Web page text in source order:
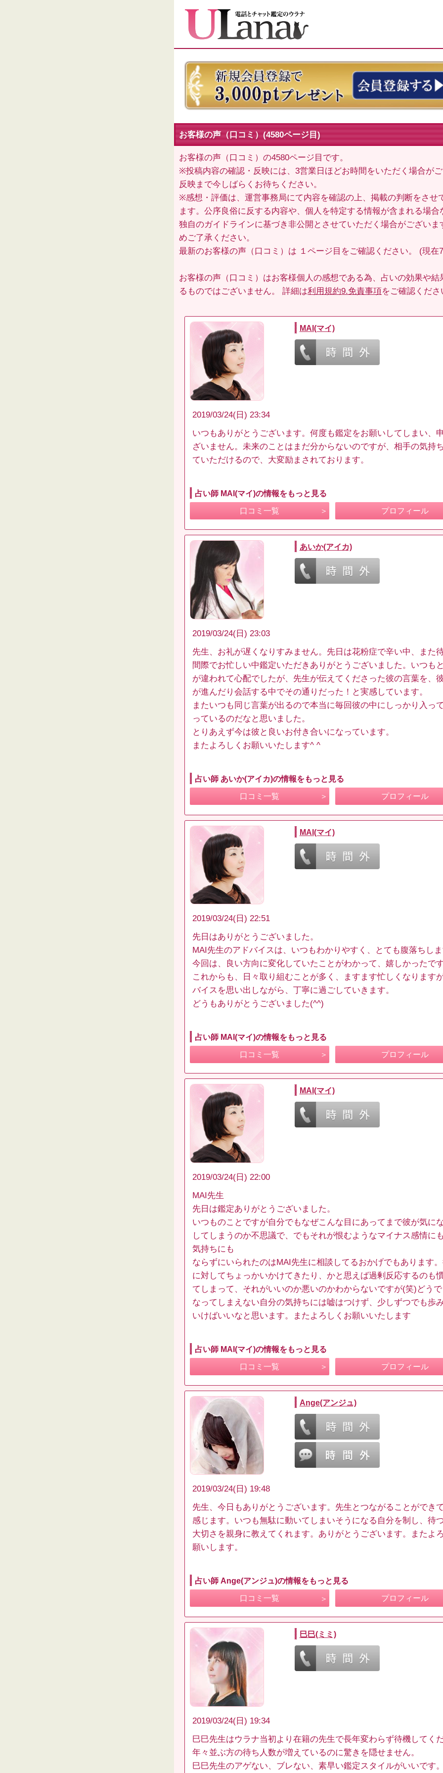
お客様の声（口コミ）(4580ページ目)
お客様の声（口コミ）の4580ページ目です。
※投稿内容の確認・反映には、3営業日ほどお時間をいただく場合がご
反映まで今しばらくお待ちください。
※感想・評価は、運営事務局にて内容を確認の上、掲載の判断をさせ
ます。公序良俗に反する内容や、個人を特定する情報が含まれる場合
独自のガイドラインに基づき非公開とさせていただく場合がございま
めご了承ください。
最新のお客様の声（口コミ）は １ページ目 をご確認ください。 (現在
お客様の声（口コミ）はお客様個人の感想である為、占いの効果や結
るものではございません。 詳細は利用規約9.免責事項をご確認くださ
MAI(マイ)
2019/03/24(日) 23:34
いつもありがとうございます。何度も鑑定をお願いしてしまい、
ざいません。未来のことはまだ分からないのですが、相手の気持
ていただけるので、大変励まされております。
占い師 MAI(マイ)の情報をもっと見る
口コミ一覧 プロフィール
あいか(アイカ)
2019/03/24(日) 23:03
先生、お礼が遅くなりすみません。先日は花粉症で辛い中、また
間際でお忙しい中鑑定いただきありがとうございました。いつも
が違われて心配でしたが、先生が伝えてくださった彼の言葉を、
が進んだり会話する中でその通りだった！と実感しています。
またいつも同じ言葉が出るので本当に毎回彼の中にしっかり入っ
っているのだなと思いました。
とりあえず今は彼と良いお付き合いになっています。
またよろしくお願いいたします^ ^
占い師 あいか(アイカ)の情報をもっと見る
口コミ一覧 プロフィール
MAI(マイ)
2019/03/24(日) 22:51
先日はありがとうございました。
MAI先生のアドバイスは、いつもわかりやすく、とても腹落ちしま
今回は、良い方向に変化していたことがわかって、嬉しかったです
これからも、日々取り組むことが多く、ますます忙しくなります
バイスを思い出しながら、丁寧に過ごしていきます。
どうもありがとうございました(^^)
占い師 MAI(マイ)の情報をもっと見る
口コミ一覧 プロフィール
MAI(マイ)
2019/03/24(日) 22:00
MAI先生
先日は鑑定ありがとうございました。
いつものことですが自分でもなぜこんな目にあってまで彼が気に
してしまうのか不思議で、でもそれが恨むようなマイナス感情に
気持ちにも
ならずにいられたのはMAI先生に相談してるおかげでもあります
に対してちょっかいかけてきたり、かと思えば過剰反応するのも
てしまって、それがいいのか悪いのかわからないですが(笑)どうで
なってしまえない自分の気持ちには嘘はつけず、少しずつでも歩
いけばいいなと思います。またよろしくお願いいたします
占い師 MAI(マイ)の情報をもっと見る
口コミ一覧 プロフィール
Ange(アンジュ)
2019/03/24(日) 19:48
先生、今日もありがとうございます。先生とつながることができ
感じます。いつも無駄に動いてしまいそうになる自分を制し、待
大切さを親身に教えてくれます。ありがとうございます。またよ
願いします。
占い師 Ange(アンジュ)の情報をもっと見る
口コミ一覧 プロフィール
巳巳(ミミ)
2019/03/24(日) 19:34
巳巳先生はウラナ当初より在籍の先生で長年変わらず待機してく
年々並ぶ方の待ち人数が増えているのに驚きを隠せません。
巳巳先生のアゲない、ブレない、素早い鑑定スタイルがいいです。